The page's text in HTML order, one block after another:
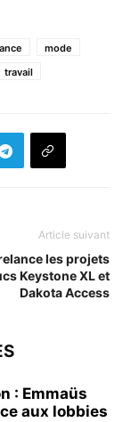
mode
travail
Article suivant
les projets
Keystone XL et
Dakota Access
: Emmaüs
aux lobbies